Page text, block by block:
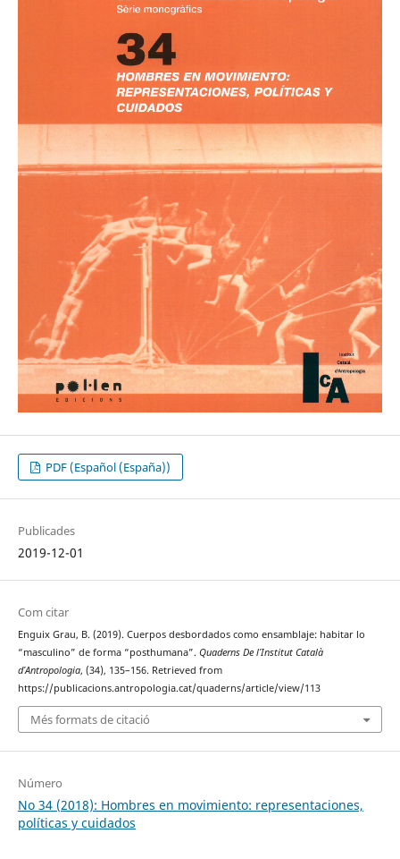
PDF (Español (España))
Publicades
2019-12-01
Com citar
Enguix Grau, B. (2019). Cuerpos desbordados como ensamblaje: habitar lo
“masculino” de forma “posthumana”. Quaderns De l’Institut Català
d’Antropologia, (34), 135–156. Retrieved from
https://publicacions.antropologia.cat/quaderns/article/view/113
Més formats de citació
Número
No 34 (2018): Hombres en movimiento: representaciones,
políticas y cuidados